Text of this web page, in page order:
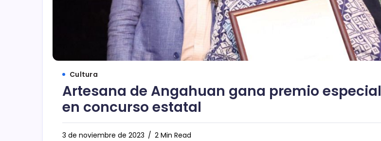
Cultura
Artesana de Angahuan gana premio especial
en concurso estatal
3 de noviembre de 2023 2 Min Read